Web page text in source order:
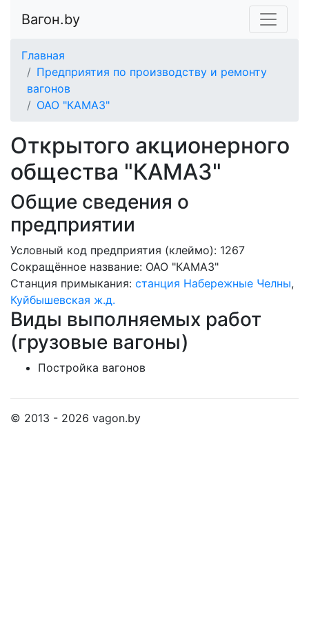
Вагон.by
Главная
Предприятия по производству и ремонту
вагонов
ОАО "КАМАЗ"
Открытого акционерного
общества "КАМАЗ"
Общие сведения о
предприятии
Условный код предприятия (клеймо): 1267
Сокращённое название: ОАО "КАМАЗ"
Станция примыкания: станция Набережные Челны,
Куйбышевская ж.д.
Виды выполняемых работ
(грузовые вагоны)
Постройка вагонов
© 2013 - 2026 vagon.by